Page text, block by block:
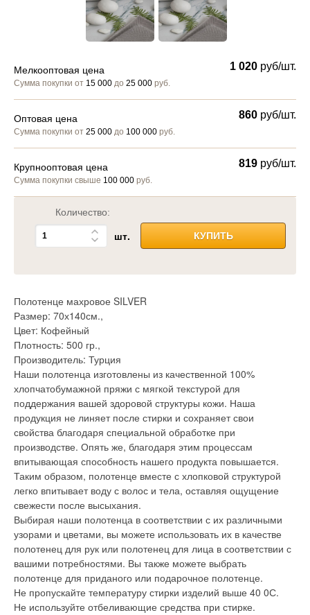
Мелкооптовая цена
Сумма покупки от 15 000 до 25 000 руб.
1 020 руб/шт.
Оптовая цена
Сумма покупки от 25 000 до 100 000 руб.
860 руб/шт.
Крупнооптовая цена
Сумма покупки свыше 100 000 руб.
819 руб/шт.
Количество:
шт. КУПИТЬ
Полотенце махровое SILVER
Размер: 70х140см.,
Цвет: Кофейный
Плотность: 500 гр.,
Производитель: Турция
Наши полотенца изготовлены из качественной 100%
хлопчатобумажной пряжи с мягкой текстурой для
поддержания вашей здоровой структуры кожи. Наша
продукция не линяет после стирки и сохраняет свои
свойства благодаря специальной обработке при
производстве. Опять же, благодаря этим процессам
впитывающая способность нашего продукта повышается.
Таким образом, полотенце вместе с хлопковой структурой
легко впитывает воду с волос и тела, оставляя ощущение
свежести после высыхания.
Выбирая наши полотенца в соответствии с их различными
узорами и цветами, вы можете использовать их в качестве
полотенец для рук или полотенец для лица в соответствии с
вашими потребностями. Вы также можете выбрать
полотенце для приданого или подарочное полотенце.
Не пропускайте температуру стирки изделий выше 40 0С.
Не используйте отбеливающие средства при стирке.